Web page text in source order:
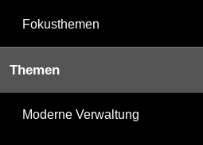
Fokusthemen
Themen
Moderne Verwaltung